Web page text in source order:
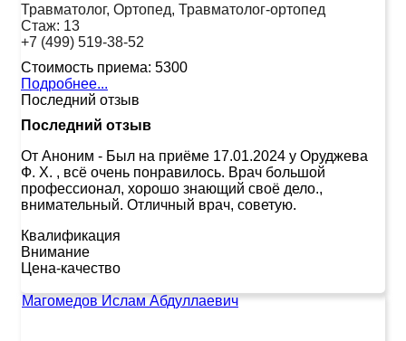
Травматолог, Ортопед, Травматолог-ортопед
Стаж: 13
+7 (499) 519-38-52
Стоимость приема: 5300
Подробнее...
Последний отзыв
Последний отзыв
От Аноним - Был на приёме 17.01.2024 у Оруджева
Ф. Х. , всё очень понравилось. Врач большой
профессионал, хорошо знающий своё дело.,
внимательный. Отличный врач, советую.
Квалификация
Внимание
Цена-качество
Магомедов Ислам Абдуллаевич